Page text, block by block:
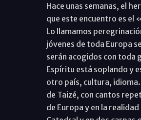
Hace unas semanas, el
que este encuentro es el
Lo llamamos
jóvenes de toda Europa
serán acogidos con toda
Espíritu está soplando y
otro país, cultura,
de Taizé, con cantos
de Europa y en la